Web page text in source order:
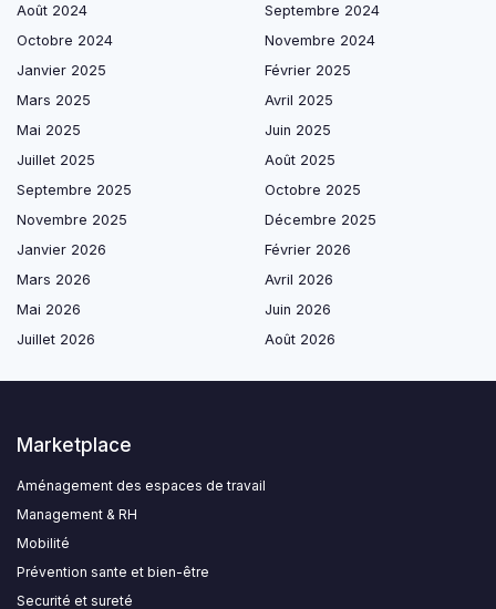
Août 2024
Septembre 2024
Octobre 2024
Novembre 2024
Janvier 2025
Février 2025
Mars 2025
Avril 2025
Mai 2025
Juin 2025
Juillet 2025
Août 2025
Septembre 2025
Octobre 2025
Novembre 2025
Décembre 2025
Janvier 2026
Février 2026
Mars 2026
Avril 2026
Mai 2026
Juin 2026
Juillet 2026
Août 2026
Marketplace
Aménagement des espaces de travail
Management & RH
Mobilité
Prévention sante et bien-être
Securité et sureté